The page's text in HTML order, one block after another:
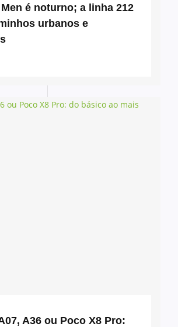
Men é noturno; a linha 212
urbanos e
A36 ou Poco X8 Pro: